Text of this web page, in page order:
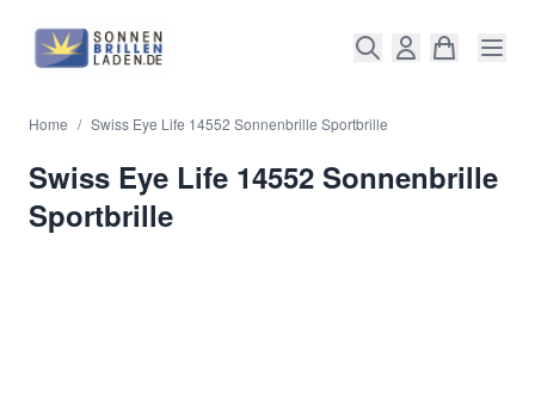
Home / Swiss Eye Life 14552 Sonnenbrille Sportbrille
Swiss Eye Life 14552 Sonnenbrille
Sportbrille